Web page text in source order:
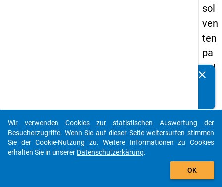
sol
ven
ten
pa
nel
13
-
zw
clear
auto_stories
add_shopping_cart
Wir verwenden Cookies zur statistischen Auswertung der
Besucherzugriffe. Wenn Sie auf dieser Seite weitersurfen stimmen
Sie der Cookie-Nutzung zu. Weitere Informationen zu Cookies
erhalten Sie in unserer Datenschutzerkärung.
OK